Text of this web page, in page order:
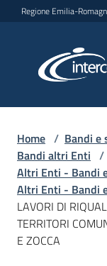
Vai al contenuto
Vai alla navigazione
Vai al footer
Regione Emilia-
L'Agenzia
Home / Bandi
Bandi altri Enti /
Altri Enti - Bandi
Altri Enti - Bandi
LAVORI DI
TERRITORI
E ZOCCA